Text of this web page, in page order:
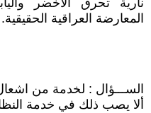
نارية تحرق الاخضر
المعارضة العراقية الحقيقية.
الســـؤال : لخدمة من
ألا يصب ذلك في خدمة